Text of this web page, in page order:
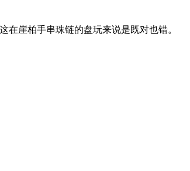
在崖柏手串珠链的盘玩来说是既对也错。